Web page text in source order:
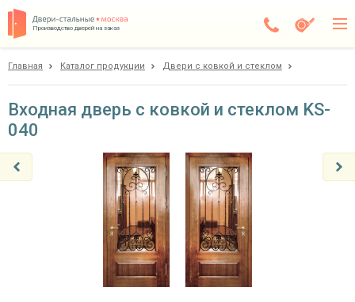
Производство дверей на заказ
Установка
Покупателям
Главная Каталог продукции Двери с ковкой и стеклом
Входная дверь с ковкой и стеклом KS-
040